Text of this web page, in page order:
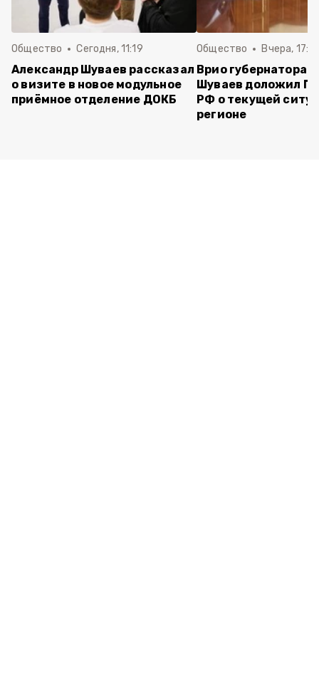
Общество Сегодня, 11:19
Александр Шуваев рассказал
о визите в новое модульное
приёмное отделение ДОКБ
Общество Вчера,
Врио губернатора
Шуваев доложил
РФ о текущей
регионе